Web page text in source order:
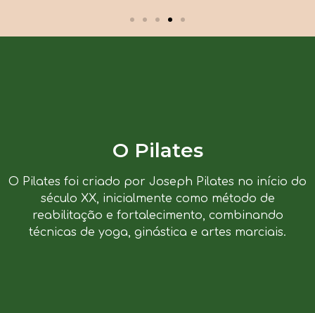
O Pilates
O Pilates foi criado por Joseph Pilates no início do
século XX, inicialmente como método de
reabilitação e fortalecimento, combinando
técnicas de yoga, ginástica e artes marciais.